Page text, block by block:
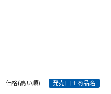
価格(高い順) 発売日＋商品名